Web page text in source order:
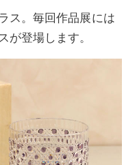
ス。毎回作品展には
が登場します。